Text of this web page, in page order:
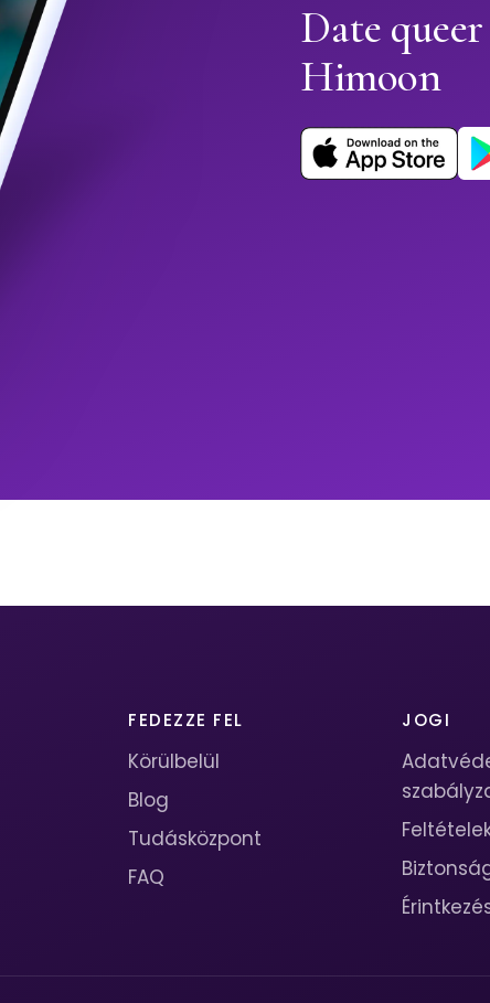
Date
Himoon
FEDEZZE FEL
Körülbelül
Blog
Tudásközpont
FAQ
JOGI